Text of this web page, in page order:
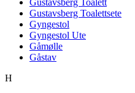
Gustavsberg Toalett
Gustavsberg Toalettsete
Gyngestol
Gyngestol Ute
Gåmølle
Gåstav
H